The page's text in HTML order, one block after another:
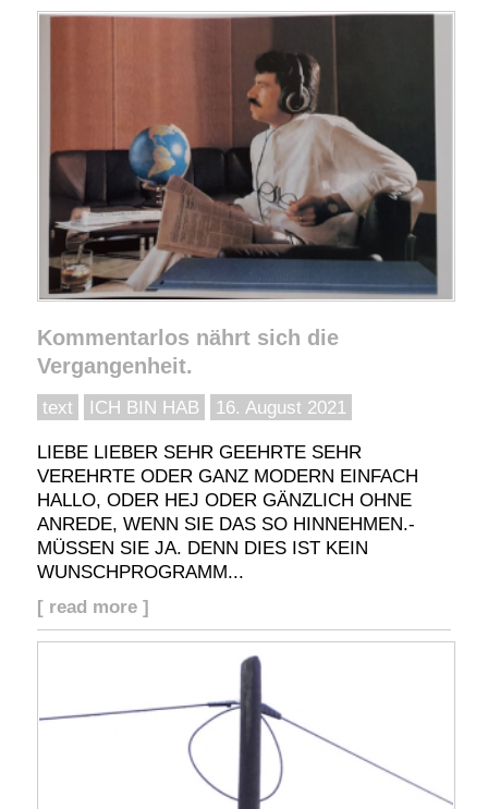
Kommentarlos nährt sich die
Vergangenheit.
text ICH BIN HAB 16. August 2021
LIEBE LIEBER SEHR GEEHRTE SEHR
VEREHRTE ODER GANZ MODERN EINFACH
HALLO, ODER HEJ ODER GÄNZLICH OHNE
ANREDE, WENN SIE DAS SO HINNEHMEN.-
MÜSSEN SIE JA. DENN DIES IST KEIN
WUNSCHPROGRAMM...
[ read more ]